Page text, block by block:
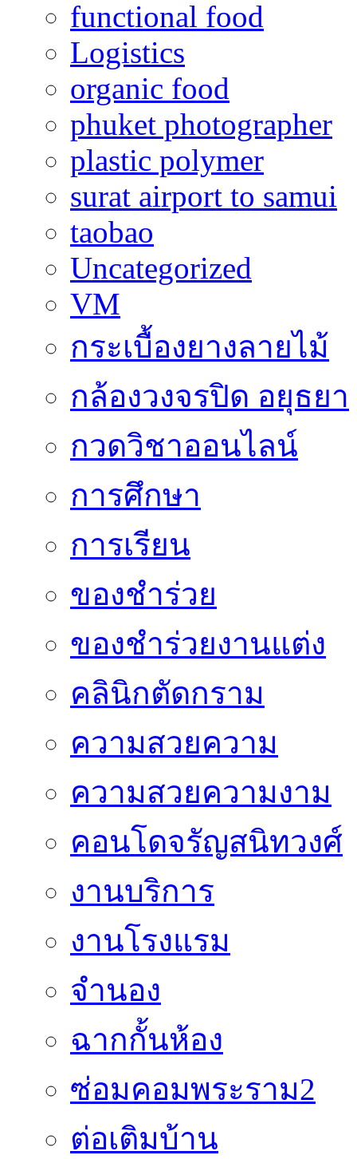
functional food
Logistics
organic food
phuket photographer
plastic polymer
surat airport to samui
taobao
Uncategorized
VM
กระเบื้องยางลายไม้
กล้องวงจรปิด อยุธยา
กวดวิชาออนไลน์
การศึกษา
การเรียน
ของชำร่วย
ของชำร่วยงานแต่ง
คลินิกตัดกราม
ความสวยความ
ความสวยความงาม
คอนโดจรัญสนิทวงศ์
งานบริการ
งานโรงแรม
จำนอง
ฉากกั้นห้อง
ซ่อมคอมพระราม2
ต่อเติมบ้าน